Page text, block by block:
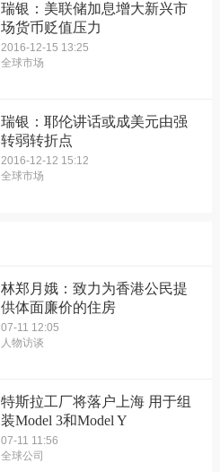
瑞银：美联储加息增大新兴市
场货币贬值压力
2016-12-15 13:25
全球市场
瑞银：耶伦讲话或成美元由强
转弱转折点
2016-12-12 15:12
全球市场
林郑月娥：致力为香港公民提
供体面廉价的住房
07-11 12:05
人物访谈
特斯拉工厂将落户上海 用于组
装Model 3和Model Y
07-11 11:56
全球公司